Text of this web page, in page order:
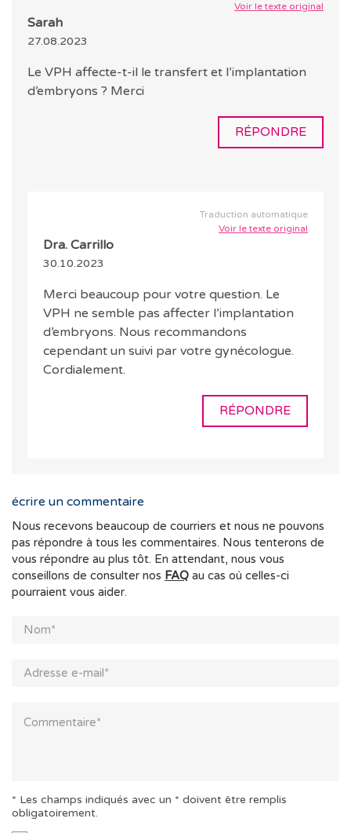
Voir le texte original
Sarah
27.08.2023
Le VPH affecte-t-il le transfert et l’implantation
d’embryons ? Merci
RÉPONDRE
Traduction automatique
Voir le texte original
Dra. Carrillo
30.10.2023
Merci beaucoup pour votre question. Le
VPH ne semble pas affecter l’implantation
d’embryons. Nous recommandons
cependant un suivi par votre gynécologue.
Cordialement.
RÉPONDRE
écrire un commentaire
Nous recevons beaucoup de courriers et nous ne pouvons
pas répondre à tous les commentaires. Nous tenterons de
vous répondre au plus tôt. En attendant, nous vous
conseillons de consulter nos FAQ au cas où celles-ci
pourraient vous aider.
* Les champs indiqués avec un * doivent être remplis
obligatoirement.